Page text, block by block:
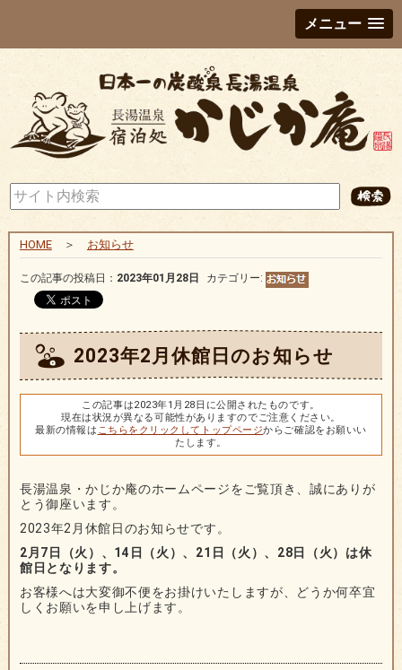
メニュー
HOME＞ お知らせ
この記事の投稿日： 2023年01月28日 カテゴリー:
2023年2月休館日のお知らせ
この記事は2023年1月28日に公開されたものです。
現在は状況が異なる可能性がありますのでご注意ください。
最新の情報は こちらをクリックしてトップページからご確認をお願いい
たします。
長湯温泉・かじか庵のホームページをご覧頂き、誠にありが
とう御座います。
2023年2月休館日のお知らせです。
2月7日（火）、14日（火）、21日（火）、28日（火）は休
館日となります。
お客様へは大変御不便をお掛けいたしますが、どうか何卒宜
しくお願いを申し上げます。